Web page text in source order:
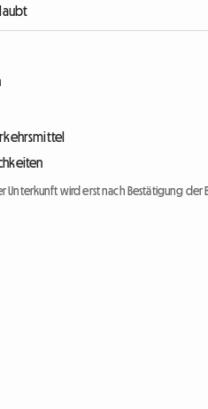
Unterkunft wird erst nach Bestätigung